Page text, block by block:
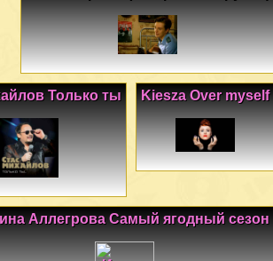
Kiesza Over myself
Только ты
Аллегрова Самый ягодный сезон